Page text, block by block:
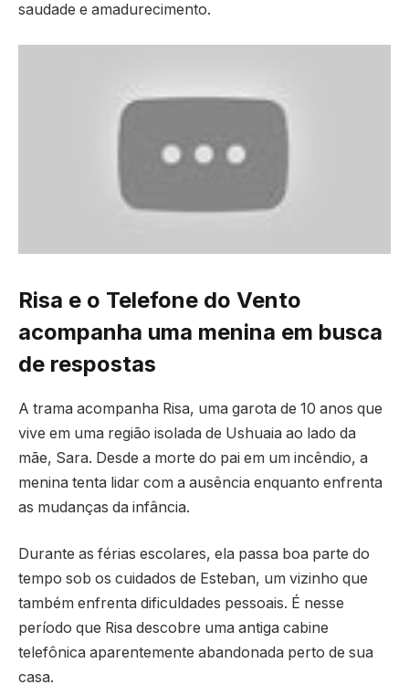
saudade e amadurecimento.
Risa e o Telefone do Vento
acompanha uma menina em busca
de respostas
A trama acompanha Risa, uma garota de 10 anos que
vive em uma região isolada de Ushuaia ao lado da
mãe, Sara. Desde a morte do pai em um incêndio, a
menina tenta lidar com a ausência enquanto enfrenta
as mudanças da infância.
Durante as férias escolares, ela passa boa parte do
tempo sob os cuidados de Esteban, um vizinho que
também enfrenta dificuldades pessoais. É nesse
período que Risa descobre uma antiga cabine
telefônica aparentemente abandonada perto de sua
casa.